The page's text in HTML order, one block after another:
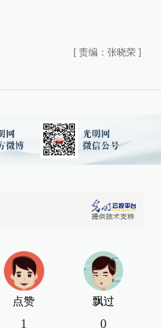
[ 责编：张晓荣 ]
点赞
1
飘过
0